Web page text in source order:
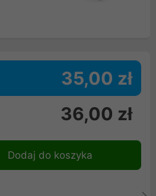
35,00 zł
36,00 zł
Dodaj do koszyka